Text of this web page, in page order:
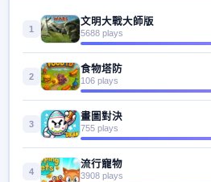
1
文明大戰大師版
5688 plays
2
食物塔防
106 plays
3
畫圖對決
755 plays
4
流行寵物
3908 plays